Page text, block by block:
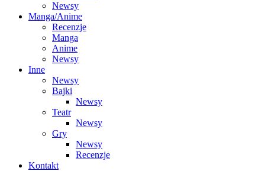
Newsy
Manga/Anime
Recenzje
Manga
Anime
Newsy
Inne
Newsy
Bajki
Newsy
Teatr
Newsy
Gry
Newsy
Recenzje
Kontakt